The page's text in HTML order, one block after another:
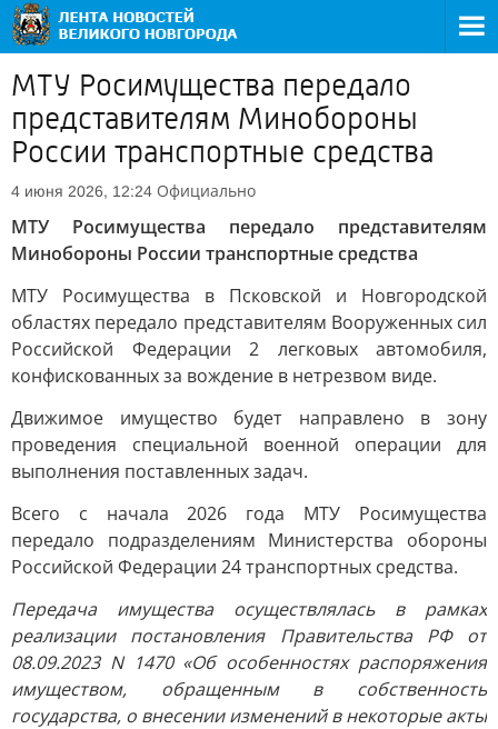
МТУ Росимущества передало
представителям Минобороны
России транспортные средства
4 июня 2026, 12:24 Официально
МТУ Росимущества передало представителям
Минобороны России транспортные средства
МТУ Росимущества в Псковской и Новгородской
областях передало представителям Вооруженных сил
Российской Федерации 2 легковых автомобиля,
конфискованных за вождение в нетрезвом виде.
Движимое имущество будет направлено в зону
проведения специальной военной операции для
выполнения поставленных задач.
Всего с начала 2026 года МТУ Росимущества
передало подразделениям Министерства обороны
Российской Федерации 24 транспортных средства.
Передача имущества осуществлялась в рамках
реализации постановления Правительства РФ от
08.09.2023 N 1470 «Об особенностях распоряжения
имуществом, обращенным в собственность
государства, о внесении изменений в некоторые акты